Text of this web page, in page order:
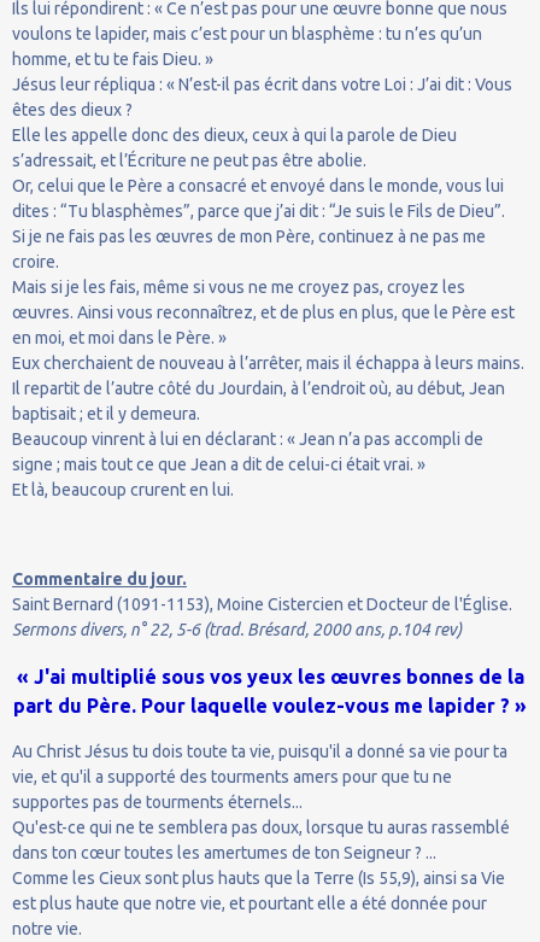
Ils lui répondirent : « Ce n’est pas pour une œuvre bonne que nous
voulons te lapider, mais c’est pour un blasphème : tu n’es qu’un
homme, et tu te fais Dieu. »
Jésus leur répliqua : « N’est-il pas écrit dans votre Loi : J’ai dit : Vous
êtes des dieux ?
Elle les appelle donc des dieux, ceux à qui la parole de Dieu
s’adressait, et l’Écriture ne peut pas être abolie.
Or, celui que le Père a consacré et envoyé dans le monde, vous lui
dites : “Tu blasphèmes”, parce que j’ai dit : “Je suis le Fils de Dieu”.
Si je ne fais pas les œuvres de mon Père, continuez à ne pas me
croire.
Mais si je les fais, même si vous ne me croyez pas, croyez les
œuvres. Ainsi vous reconnaîtrez, et de plus en plus, que le Père est
en moi, et moi dans le Père. »
Eux cherchaient de nouveau à l’arrêter, mais il échappa à leurs mains.
Il repartit de l’autre côté du Jourdain, à l’endroit où, au début, Jean
baptisait ; et il y demeura.
Beaucoup vinrent à lui en déclarant : « Jean n’a pas accompli de
signe ; mais tout ce que Jean a dit de celui-ci était vrai. »
Et là, beaucoup crurent en lui.
Commentaire du jour.
Saint Bernard (1091-1153), Moine Cistercien et Docteur de l'Église.
Sermons divers, n° 22, 5-6 (trad. Brésard, 2000 ans, p.104 rev)
« J'ai multiplié sous vos yeux les œuvres bonnes de la
part du Père. Pour laquelle voulez-vous me lapider ? »
Au Christ Jésus tu dois toute ta vie, puisqu'il a donné sa vie pour ta
vie, et qu'il a supporté des tourments amers pour que tu ne
supportes pas de tourments éternels...
Qu'est-ce qui ne te semblera pas doux, lorsque tu auras rassemblé
dans ton cœur toutes les amertumes de ton Seigneur ? ...
Comme les Cieux sont plus hauts que la Terre (Is 55,9), ainsi sa Vie
est plus haute que notre vie, et pourtant elle a été donnée pour
notre vie.